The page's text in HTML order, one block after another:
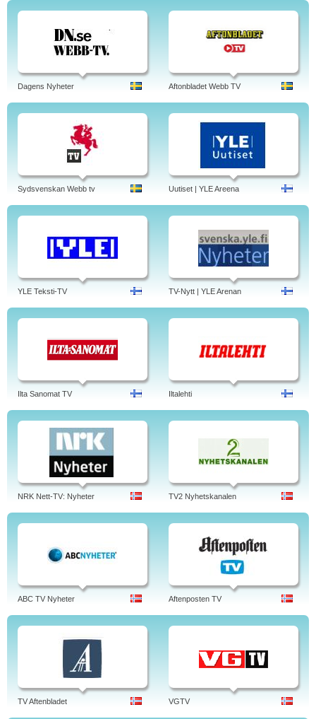
Dagens Nyheter Aftonbladet Webb TV
Sydsvenskan Webb tv Uutiset | YLE Areena
YLE Teksti-TV TV-Nytt | YLE Arenan
Ilta Sanomat TV Iltalehti
NRK Nett-TV: Nyheter TV2 Nyhetskanalen
ABC TV Nyheter Aftenposten TV
TV Aftenbladet VGTV